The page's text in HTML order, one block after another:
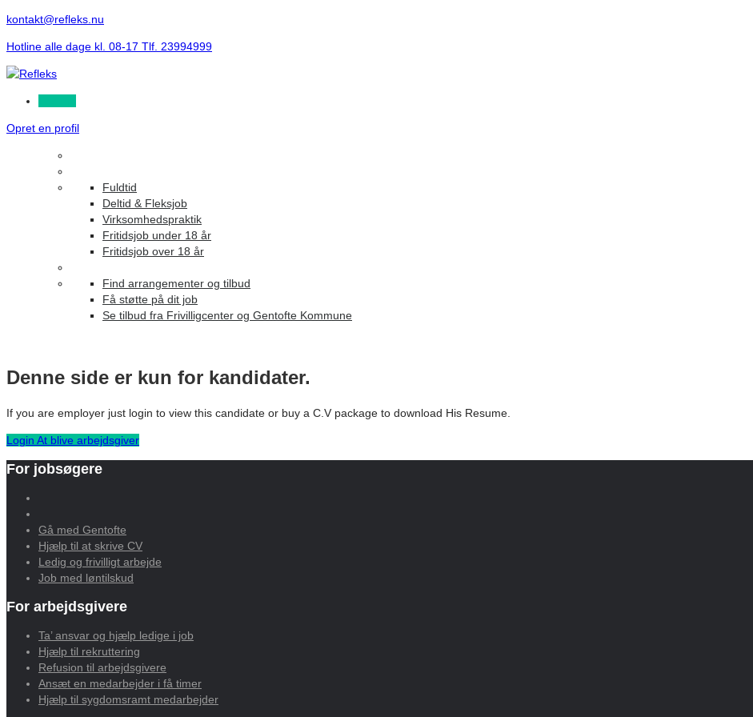
kontakt@refleks.nu
Hotline alle dage kl. 08-17 Tlf. 23994999
Opret en profil
Fuldtid
Deltid & Fleksjob
Virksomhedspraktik
Fritidsjob under 18 år
Fritidsjob over 18 år
Find arrangementer og tilbud
Få støtte på dit job
Se tilbud fra Frivilligcenter og Gentofte Kommune
Denne side er kun for kandidater.
If you are employer just login to view this candidate or buy a C.V package to download His Resume.
Login At blive arbejdsgiver
For jobsøgere
Gå med Gentofte
Hjælp til at skrive CV
Ledig og frivilligt arbejde
Job med løntilskud
For arbejdsgivere
Ta’ ansvar og hjælp ledige i job
Hjælp til rekruttering
Refusion til arbejdsgivere
Ansæt en medarbejder i få timer
Hjælp til sygdomsramt medarbejder